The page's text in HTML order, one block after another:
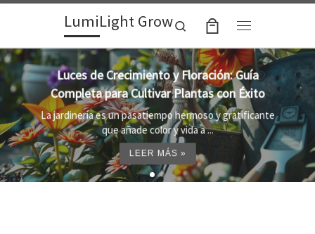
Skip to contentLumiLight Grow
Search
Lámparas para indoor: la clave para un
crecimiento óptimo de tus plantas
Al cultivar plantas en el interior, es importante
proporcionar el entorno adecuado ...
LEER MÁS »